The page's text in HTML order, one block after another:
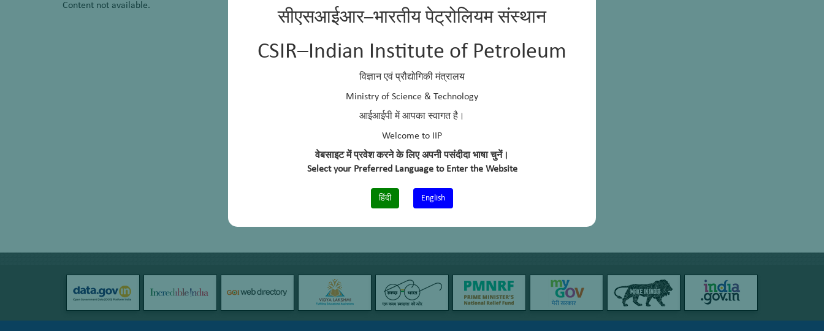
सीएसआईआर–भारतीय पेट्रोलियम संस्थान
CSIR–Indian Institute of Petroleum
विज्ञान एवं प्रौद्योगिकी मंत्रालय
Ministry of Science & Technology
आईआईपी में आपका स्वागत है।
Welcome to IIP
वेबसाइट में प्रवेश करने के लिए अपनी पसंदीदा भाषा चुनें।
Select your Preferred Language to Enter the Website
हिंदी English
Content not available.